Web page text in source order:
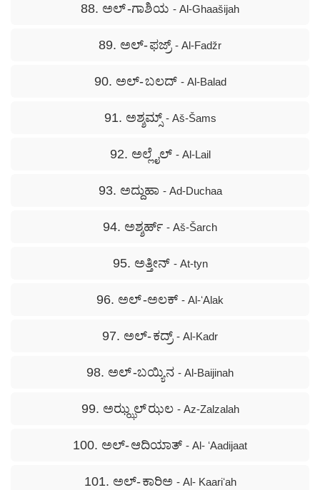
88. ಅಲ್ -ಗಾಶಿಯ - Al-Ghaašijah
89. ಅಲ್- ಫಜ್ರ್ - Al-Fadžr
90. ಅಲ್- ಬಲದ್ - Al-Balad
91. ಅಶ್ಶಮ್ಸ್ - Aš-Šams
92. ಅಲ್ಲೈಲ್ - Al-Lail
93. ಅದ್ದುಹಾ - Ad-Duchaa
94. ಅಶ್ಶರ್ಹ್ - Aš-Šarch
95. ಅತ್ತೀನ್ - At-tyn
96. ಅಲ್ -ಅಲಕ್ - Al-ʻAlak
97. ಅಲ್- ಕದ್ರ್ - Al-Kadr
98. ಅಲ್ -ಬಯ್ಯಿನ - Al-Baijinah
99. ಅಝ್ಝಲ್ ಝಲ - Az-Zalzalah
100. ಅಲ್- ಆದಿಯಾತ್ - Al- ʻAadijaat
101. ಅಲ್- ಕಾರಿಅ - Al- Kaariʻah